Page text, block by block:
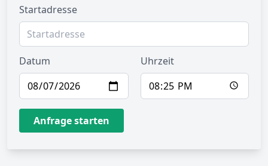
Startadresse
Datum Uhrzeit
Anfrage starten